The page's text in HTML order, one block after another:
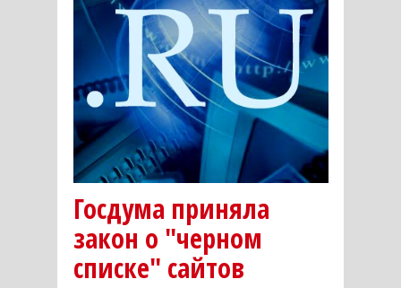
Госдума приняла
закон о "черном
списке" сайтов